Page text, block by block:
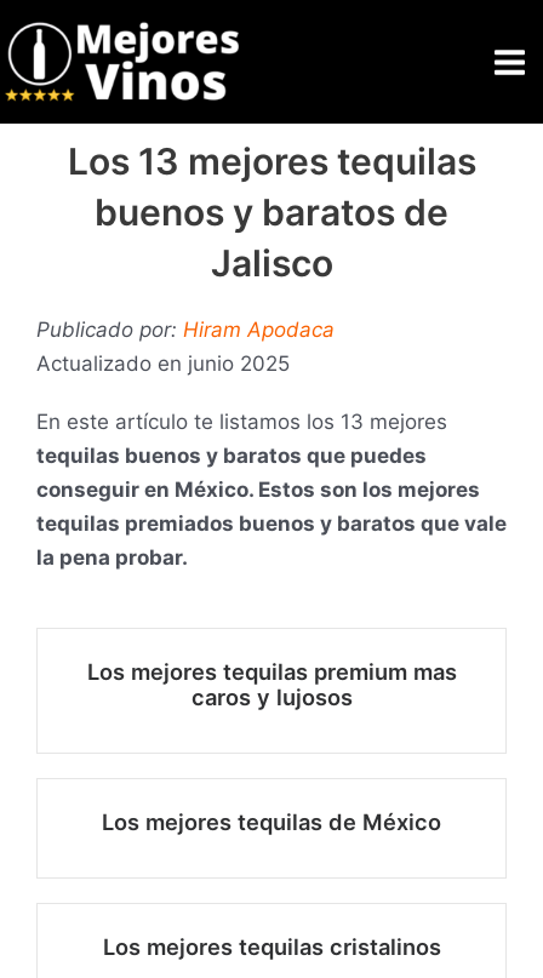
al
contenido
Los 13 mejores tequilas
buenos y baratos de
Jalisco
Publicado por: Hiram Apodaca
Actualizado en junio 2025
En este artículo te listamos los 13 mejores
tequilas buenos y baratos que puedes
conseguir en México. Estos son los mejores
tequilas premiados buenos y baratos que vale
la pena probar.
Los mejores tequilas premium mas
caros y lujosos
Los mejores tequilas de México
Los mejores tequilas cristalinos